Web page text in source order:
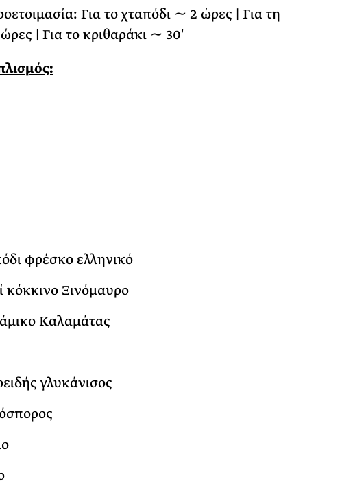
Για το χταπόδι ∼ 2 ώρες | Για τη
| Για το κριθαράκι ∼ 30′
φρέσκο ελληνικό
κόκκινο Ξινόμαυρο
Καλαμάτας
γλυκάνισος